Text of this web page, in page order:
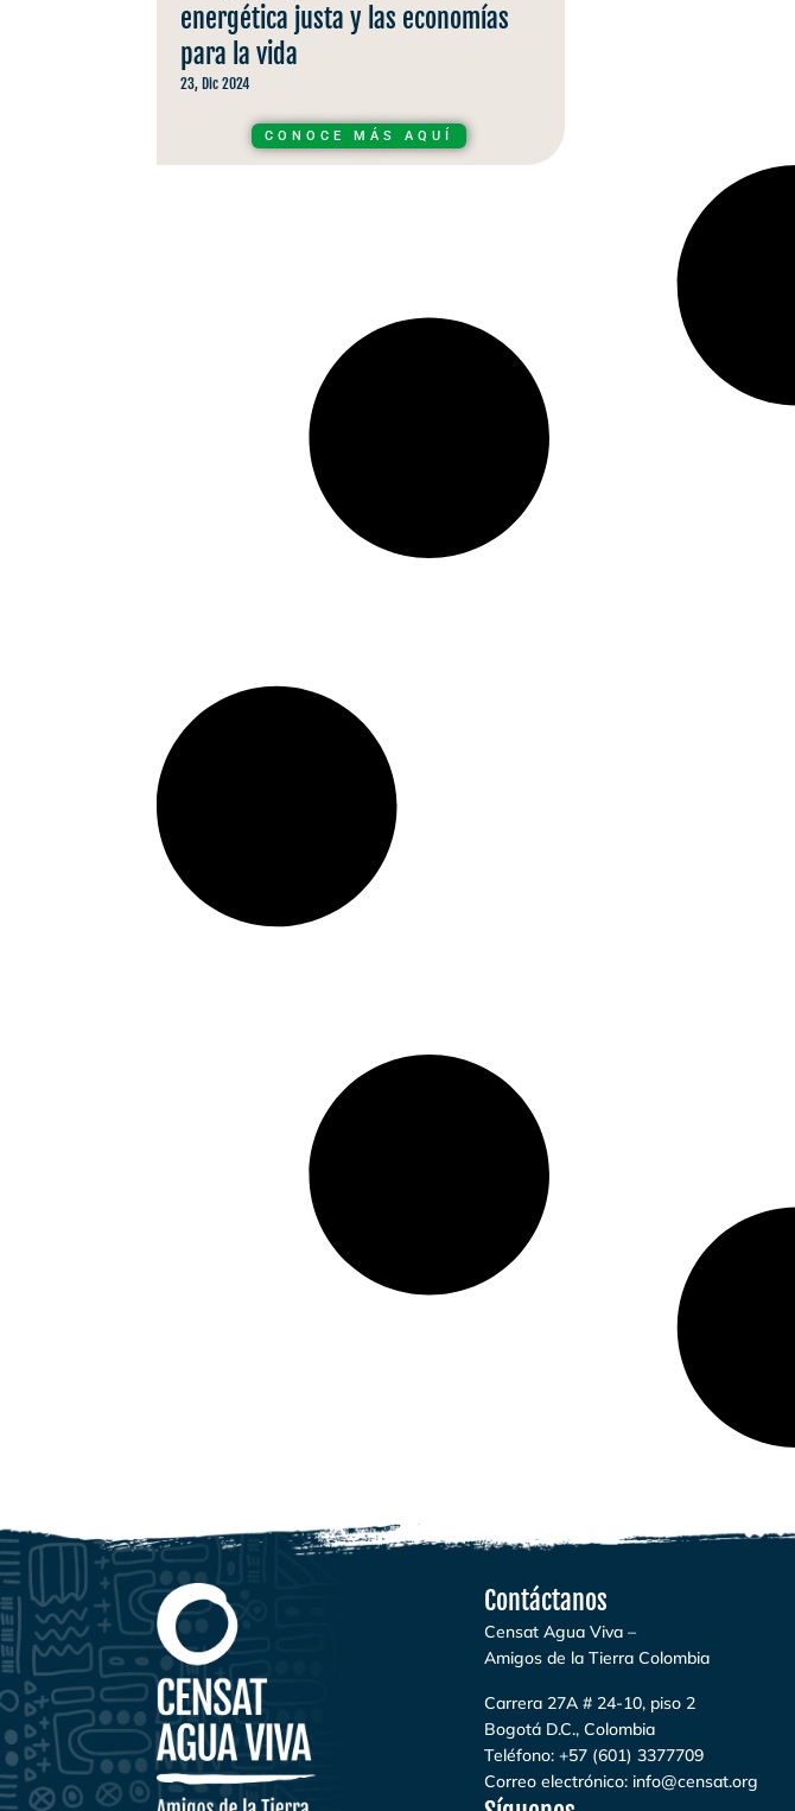
energética justa y las economías
para la vida
23, Dic 2024
CONOCE MÁS AQUÍ
Contáctanos
Censat Agua Viva –
Amigos de la Tierra Colombia
Carrera 27A # 24-10, piso 2
Bogotá D.C., Colombia
Teléfono: +57 (601) 3377709
Correo electrónico: info@censat.org